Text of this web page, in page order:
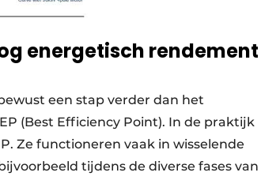
energetisch rendement
een stap verder dan het
(Best Efficiency Point). In de praktijk
Ze functioneren vaak in wisselende
tijdens de diverse fases van